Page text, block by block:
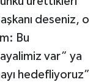
deseniz, o
Bu
var” ya
hedefliyoruz”